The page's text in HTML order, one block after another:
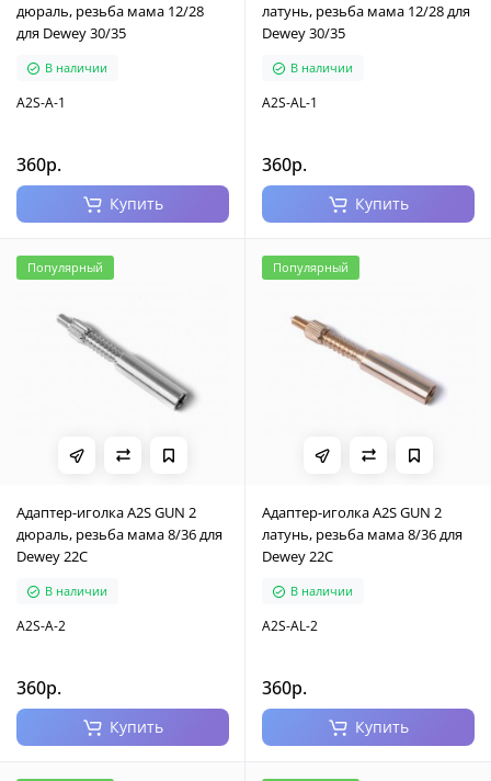
дюраль, резьба мама 12/28
для Dewey 30/35
В наличии
A2S-A-1
360р.
Купить
латунь, резьба мама 12/28 для
Dewey 30/35
В наличии
A2S-AL-1
360р.
Купить
Популярный
Адаптер-иголка A2S GUN 2
дюраль, резьба мама 8/36 для
Dewey 22C
В наличии
A2S-A-2
360р.
Купить
Популярный
Адаптер-иголка A2S GUN 2
латунь, резьба мама 8/36 для
Dewey 22C
В наличии
A2S-AL-2
360р.
Купить